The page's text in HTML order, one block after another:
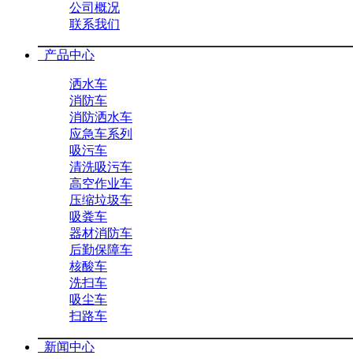
公司概况
联系我们
产品中心
洒水车
消防车
消防洒水车
应急车系列
吸污车
清洗吸污车
高空作业车
压缩垃圾车
吸粪车
器材消防车
后勤保障车
核酸车
洗扫车
吸尘车
扫路车
新闻中心